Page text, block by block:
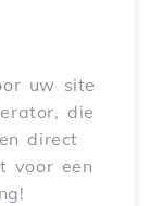
uw site
die
direct
voor een